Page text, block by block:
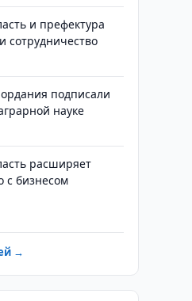
и префектура
сотрудничество
подписали
науке
расширяет
с бизнесом
→